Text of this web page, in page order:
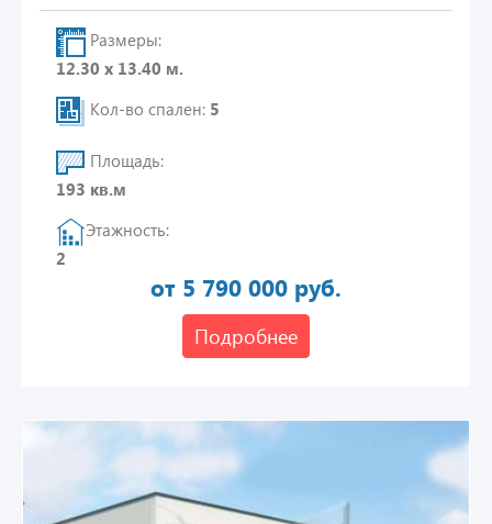
Размеры:
12.30 х 13.40 м.
Кол-во спален: 5
Площадь:
193 кв.м
Этажность:
2
от 5 790 000 руб.
Подробнее